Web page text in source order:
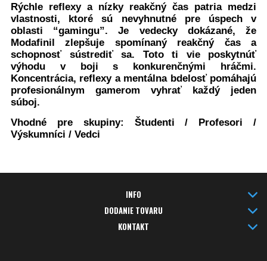
Rýchle reflexy a nízky reakčný čas patria medzi
vlastnosti, ktoré sú nevyhnutné pre úspech v
oblasti “gamingu”. Je vedecky dokázané, že
Modafinil zlepšuje spomínaný reakčný čas a
schopnosť sústrediť sa. Toto ti vie poskytnúť
výhodu v boji s konkurenčnými hráčmi.
Koncentrácia, reflexy a mentálna bdelosť pomáhajú
profesionálnym gamerom vyhrať každý jeden
súboj.
Vhodné pre skupiny: Študenti / Profesori /
Výskumníci / Vedci
INFO
DODANIE TOVARU
KONTAKT